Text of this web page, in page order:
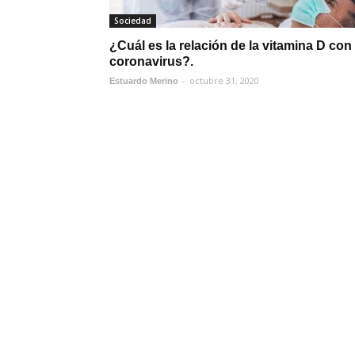
Sociedad
¿Cuál es la relación de la vitamina D con
coronavirus?.
Estuardo Merino - octubre 31, 2020